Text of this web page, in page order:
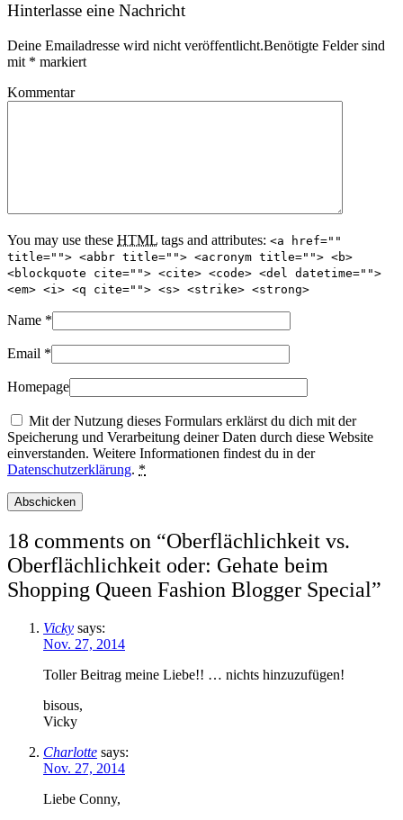
Hinterlasse eine Nachricht
Deine Emailadresse wird nicht veröffentlicht.Benötigte Felder sind
mit * markiert
Kommentar
You may use these HTML tags and attributes: <a href=""
title=""> <abbr title=""> <acronym title=""> <b>
<blockquote cite=""> <cite> <code> <del datetime="">
<em> <i> <q cite=""> <s> <strike> <strong>
Name *
Email *
Homepage
Mit der Nutzung dieses Formulars erklärst du dich mit der
Speicherung und Verarbeitung deiner Daten durch diese Website
einverstanden. Weitere Informationen findest du in der
Datenschutzerklärung. *
18 comments on “Oberflächlichkeit vs.
Oberflächlichkeit oder: Gehate beim
Shopping Queen Fashion Blogger Special”
Vicky says:
Nov. 27, 2014
Toller Beitrag meine Liebe!! … nichts hinzuzufügen!
bisous,
Vicky
Charlotte says:
Nov. 27, 2014
Liebe Conny,